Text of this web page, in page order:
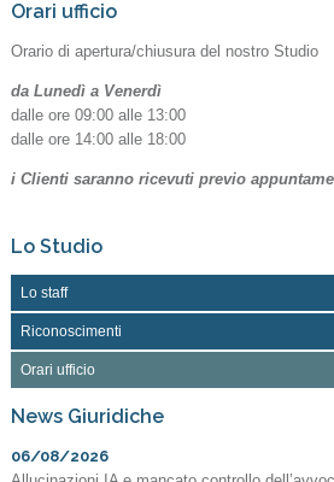
Orari ufficio
Orario di apertura/chiusura del nostro Studio
da Lunedì a Venerdì
dalle ore 09:00 alle 13:00
dalle ore 14:00 alle 18:00
i Clienti saranno ricevuti previo
Lo Studio
Lo staff
Riconoscimenti
Orari ufficio
News Giuridiche
06/08/2026